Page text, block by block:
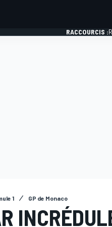
RACCOURCIS :
1 GP de Monaco